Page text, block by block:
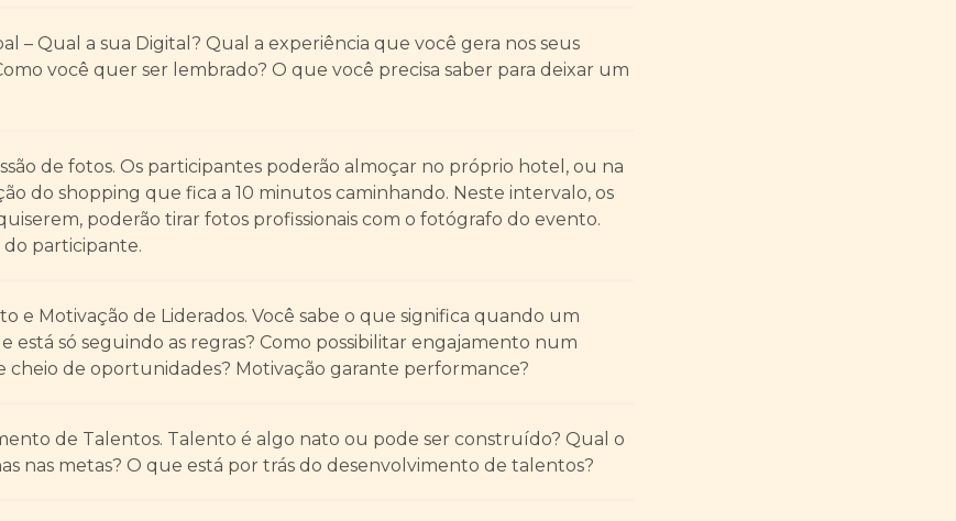
– Qual a sua Digital? Qual a experiência que você gera nos seus
você quer ser lembrado? O que você precisa saber para deixar um
de fotos. Os participantes poderão almoçar no próprio hotel, ou na
do shopping que fica a 10 minutos caminhando. Neste intervalo, os
poderão tirar fotos profissionais com o fotógrafo do evento.
participante.
e Motivação de Liderados. Você sabe o que significa quando um
está só seguindo as regras? Como possibilitar engajamento num
cheio de oportunidades? Motivação garante performance?
de Talentos. Talento é algo nato ou pode ser construído? Qual o
nas metas? O que está por trás do desenvolvimento de talentos?